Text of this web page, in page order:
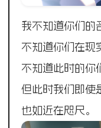
我不知道你们的
不知道你们在现
不知道此时的你
但此时我们即使
也如近在咫尺。